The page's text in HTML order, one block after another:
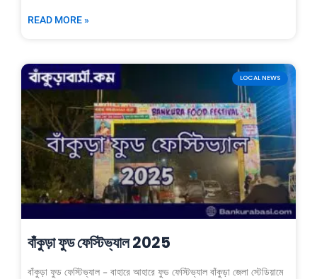
READ MORE »
LOCAL NEWS
বাঁকুড়া ফুড ফেস্টিভ্যাল 2025
বাঁকুড়া ফুড ফেস্টিভ্যাল – বাহারে আহারে ফুড ফেস্টিভ্যাল বাঁকুড়া জেলা স্টেডিয়ামে